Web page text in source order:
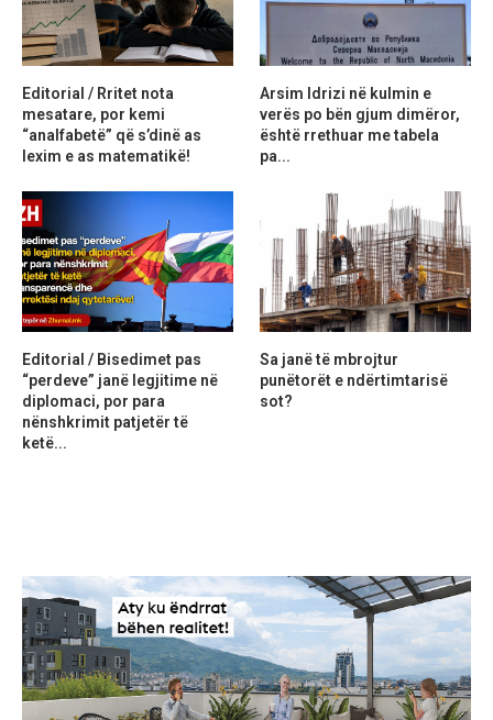
Editorial / Rritet nota
mesatare, por kemi
“analfabetë” që s’dinë as
lexim e as matematikë!
Arsim Idrizi në kulmin e
verës po bën gjum dimëror,
është rrethuar me tabela
pa...
Editorial / Bisedimet pas
“perdeve” janë legjitime në
diplomaci, por para
nënshkrimit patjetër të
ketë...
Sa janë të mbrojtur
punëtorët e ndërtimtarisë
sot?